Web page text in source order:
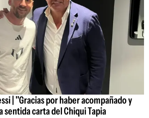
| "Gracias por haber acompañado y
carta del Chiqui Tapia